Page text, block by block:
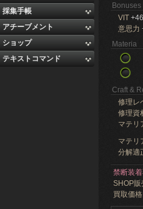
採集手帳
アチーブメント
ショップ
テキストコマンド
Bonuses
VIT +46
意思力
Materia
Craft &
修理レ
修理資
マテリ
マテリ
分解適
禁断装
SHOP販
買取価